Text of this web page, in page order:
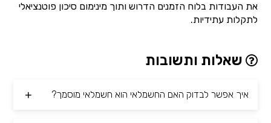
את העבודות בלוח הזמנים הדרוש ותוך מינימום סיכון פוטנציאלי
לתקלות עתידיות.
שאלות ותשובות
איך אפשר לבדוק האם החשמלאי הוא חשמלאי מוסמך?